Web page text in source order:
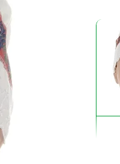
výšivkou a farebnosťou.
stuhami, s typickým
výšivkou.
od dostupnosti
udalosti mohli
čepca mohli
zvyky vplyv